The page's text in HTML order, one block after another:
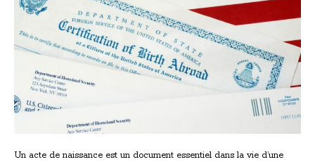
Un acte de naissance est un document essentiel dans la vie d’une